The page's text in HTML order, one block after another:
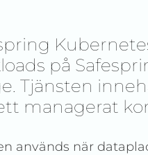
på
Tjänsten
managerat
används när